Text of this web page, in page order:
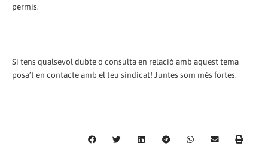
permís.
Si tens qualsevol dubte o consulta en relació amb aquest tema
posa’t en contacte amb el teu sindicat! Juntes som més fortes.